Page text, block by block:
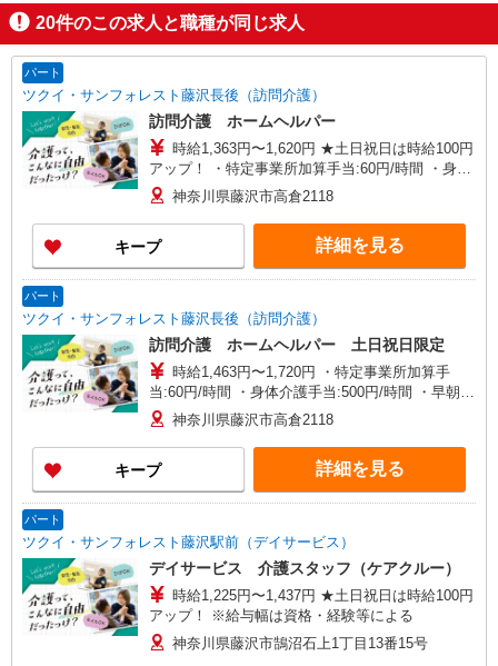
20件のこの求人と職種が同じ求人
パート
ツクイ・サンフォレスト藤沢長後（訪問介護）
訪問介護 ホームヘルパー
時給1,363円〜1,620円 ★土日祝日は時給100円
アップ！ ・特定事業所加算手当:60円/時間 ・身体
介護手当:500円/時間 ・早朝夜間深夜手当:300円/
時間 （18:00〜翌07:59の時間帯） ・ICT手
当:2,000円/月 ・深夜割増は別途支給 ・ケア→ケ
アの移動時間も賃金（時給）を支給 ※給与幅は資
格・経験等による
神奈川県藤沢市高倉2118
キープ 詳細を見る
パート
ツクイ・サンフォレスト藤沢長後（訪問介護）
訪問介護 ホームヘルパー 土日祝日限定
時給1,463円〜1,720円 ・特定事業所加算手
当:60円/時間 ・身体介護手当:500円/時間 ・早朝夜
間深夜手当:300円/時間 （18:00〜翌07:59の時間
帯） ・ICT手当:2,000円/月 ・深夜割増は別途支給
・ケア→ケアの移動時間も賃金（時給）を支給 ・
土日祝日手当:100円/時間含む ※給与幅は資格・経
験等による
神奈川県藤沢市高倉2118
キープ 詳細を見る
パート
ツクイ・サンフォレスト藤沢駅前（デイサービス）
デイサービス 介護スタッフ（ケアクルー）
時給1,225円〜1,437円 ★土日祝日は時給100円
アップ！ ※給与幅は資格・経験等による
神奈川県藤沢市鵠沼石上1丁目13番15号